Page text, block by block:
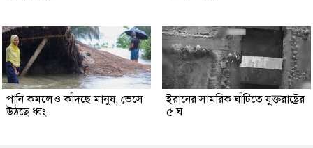
পানি কমলেও কাঁদছে মানুষ, ভেসে
উঠছে ধ্বং
ইরানের সামরিক ঘাঁটিতে যুক্তরাষ্ট্রের
৫ ঘ